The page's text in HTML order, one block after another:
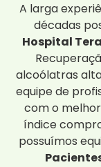
A larga
décadas
Hospital
alcoólatras
equipe de
com o
índice
possuímos